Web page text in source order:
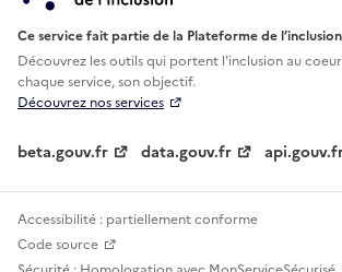
Ce service fait partie de la Plateforme de l’inclusion
Découvrez les outils qui portent l'inclusion au
chaque service, son objectif.
Découvrez nos services
beta.gouv.fr data.gouv.fr
Accessibilité : partiellement conforme
Code source